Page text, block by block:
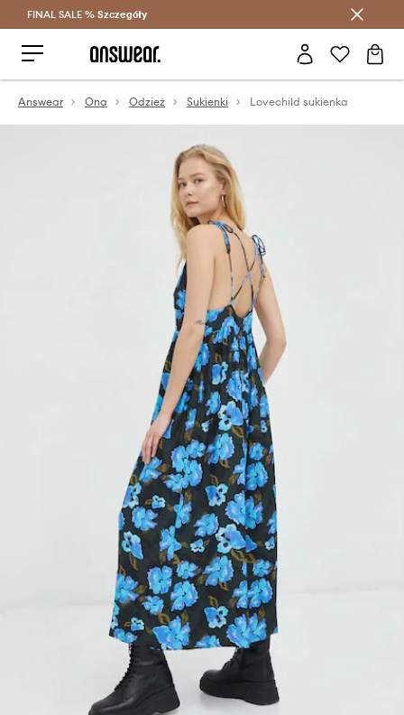
Oszczędzaj z Answear Club >
FINAL SALE % Szczegóły
Answear Ona Odzież Sukienki Lovechild sukienka